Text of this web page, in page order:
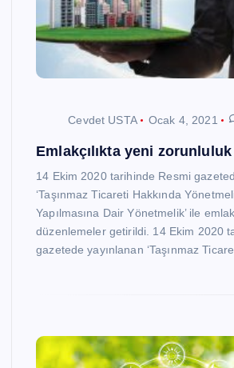
Cevdet USTA Ocak 4, 2021
Emlakçılıkta yeni zorunluluk
14 Ekim 2020 tarihinde Resmi
‘Taşınmaz Ticareti Hakkında
Yapılmasına Dair Yönetmelik’ ile
düzenlemeler getirildi. 14 Ekim 2020
gazetede yayınlanan ‘Taşınmaz